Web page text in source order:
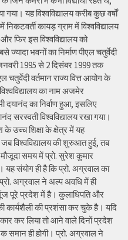
गया। यह विश्वविद्यालय करीब कुछ वर्षों
कायड़ ग्राम में विश्वविद्यालय
फिर इस विश्वविद्यालय को
भवनों का निर्माण पीएल चतुर्वेदी
1995 से 2 दिसंबर 1999 तक
वर्तमान राज्य वित्त आयोग के
का नाम अजमेर
दयानंद का निर्वाण हुआ, इसलिए
सरस्वती विश्वविद्यालय रखा गया।
उच्च शिक्षा के क्षेत्र में यह
जब विश्वविद्यालय की शुरुआत हुई, तब
समय में प्रो. सुरेश कुमार
संयोग ही है कि प्रो. अग्रवाल का
अग्रवाल ने अल्प अवधि में ही
गूंज पूरे प्रदेश में है। कुलाधिपति और
कार्यशैली की प्रशंसा कर चुके है। यदि
कर लिया तो आने वाले दिनों प्रदेश
समान ही होगी। प्रो. अग्रवाल ने